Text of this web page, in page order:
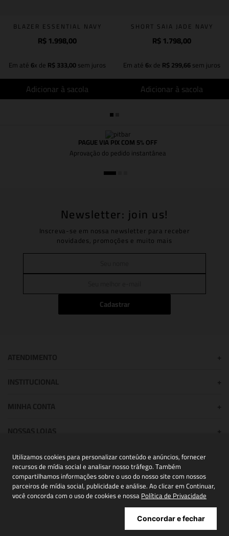
Utilizamos cookies para personalizar conteúdo e anúncios, fornecer
recursos de mídia social e analisar nosso tráfego. Também
compartilhamos informações sobre o uso do nosso site com nossos
parceiros de mídia social, publicidade e análise. Ao clicar em Continuar,
você concorda com o uso de cookies e nossaPolítica de Privacidade
Concordar e fechar
BLAZER ESSENTIAL NAVY
R$1.998,00
Em até 6x de R$333,00sem juros
Adicionar à sacola
SHORT SAIA JADE NAVY
R$1.798,00
Em até 6x de R$299,66sem juros
Adicionar à sacola
PAGUE VIA PIX COM 5% OFF
Aprovação do pedido instantânea
Newsletter: join us!
Inscreva-se em nossa newsletter para receber
novidades, promoções e muito mais
Cadastrar
NOSSAS LOJAS
+
POWERED BY:
Copyright® 2026 | NIINI todos os direitos reservados - CNPJ
43.872.451/0006-36.